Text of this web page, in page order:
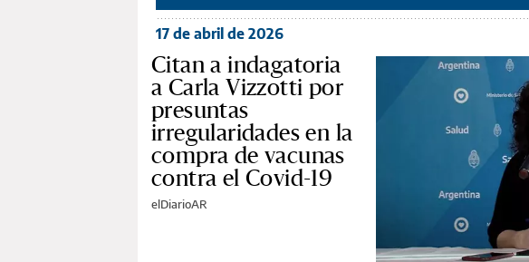
17 de abril de 2026
Citan a indagatoria
a Carla Vizzotti por
presuntas
irregularidades en la
compra de vacunas
contra el Covid-19
elDiarioAR